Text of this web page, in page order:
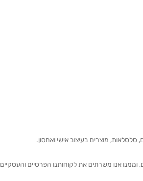
סלסלאות, מוצרים בעיצוב אישי ואחסון.
להתרשם מאולם התצוגה הגדול והמרשים ביותר בצפון המשתרע על 800 מטרים, וממנו אנו משרתים את לקוחותנו הפרטיים והעסקיים